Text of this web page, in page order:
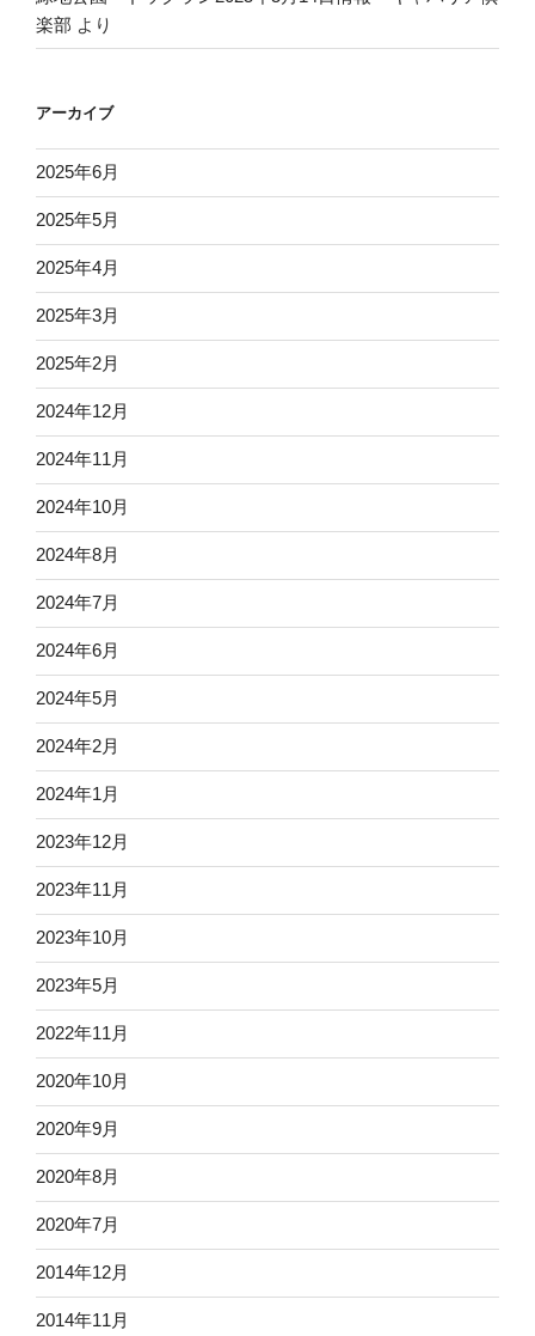
楽部 より
アーカイブ
2025年6月
2025年5月
2025年4月
2025年3月
2025年2月
2024年12月
2024年11月
2024年10月
2024年8月
2024年7月
2024年6月
2024年5月
2024年2月
2024年1月
2023年12月
2023年11月
2023年10月
2023年5月
2022年11月
2020年10月
2020年9月
2020年8月
2020年7月
2014年12月
2014年11月